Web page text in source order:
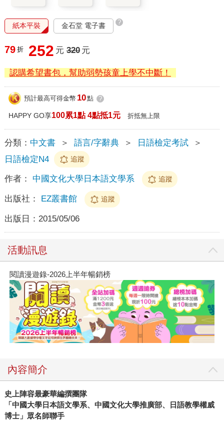
紙本平裝 金石堂 電子書 ?
79 折 252 元 320 元
認購希望書包，幫助弱勢孩童上學不中斷！
預計最高可得金幣 10點 ?
HAPPY GO享100累1點 4點抵1元 折抵無上限
分類： 中文書 ＞ 語言/字辭典 ＞ 日語檢定考試
＞
日語檢定N4
追蹤
作者： 中國文化大學日本語文學系 追蹤
出版社： EZ叢書館 追蹤
出版日： 2015/05/06
活動訊息
閱讀漫遊錄-2026上半年暢銷榜
內容簡介
史上陣容最豪華編撰團隊
「中國大學日本語文學系、中國文化大學推廣部、日語教學權威
博士」眾名師聯手